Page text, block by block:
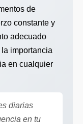
de
constante y
adecuado
importancia
en cualquier
diarias
en tu